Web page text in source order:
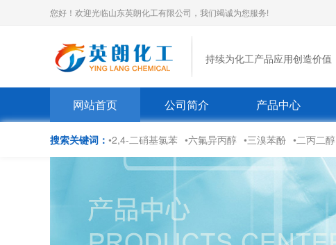
您好！欢迎光临山东英朗化工有限公司，我们竭诚为您服务!
持续为化工产品应用创造价值
网站首页 公司简介 产品中心
搜索关键词： •2,4-二硝基氯苯 •六氟异丙醇 •三溴苯酚 •二丙二醇